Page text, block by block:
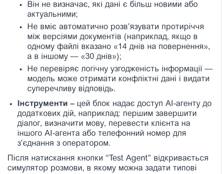
Він не визначає, які дані є більш новими або
актуальними;
Не вміє автоматично розв’язувати протиріччя
між версіями документів (наприклад, якщо в
одному файлі вказано «14 днів на повернення»,
а в іншому — «30 днів»);
Не перевіряє логічну узгодженість інформації —
модель може отримати конфліктні дані і видати
суперечливу відповідь.
Інструменти – цей блок надає доступ AI-агенту до
додаткових дій, наприклад: першим завершити
діалог, визначити мову, перевести клієнта на
іншого AI-агента або телефонний номер для
з’єднання з оператором.
Після натискання кнопки “Test Agent” відкривається
симулятор розмови, в якому можна задати типові